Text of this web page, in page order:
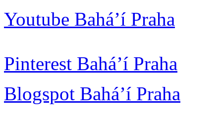
Youtube Bahá’í Praha
Pinterest Bahá’í Praha
Blogspot Bahá’í Praha